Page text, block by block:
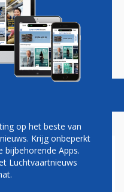
Vacatures
VOOR
op het beste van
Krijg onbeperkt
bijbehorende Apps.
Luchtvaartnieuws